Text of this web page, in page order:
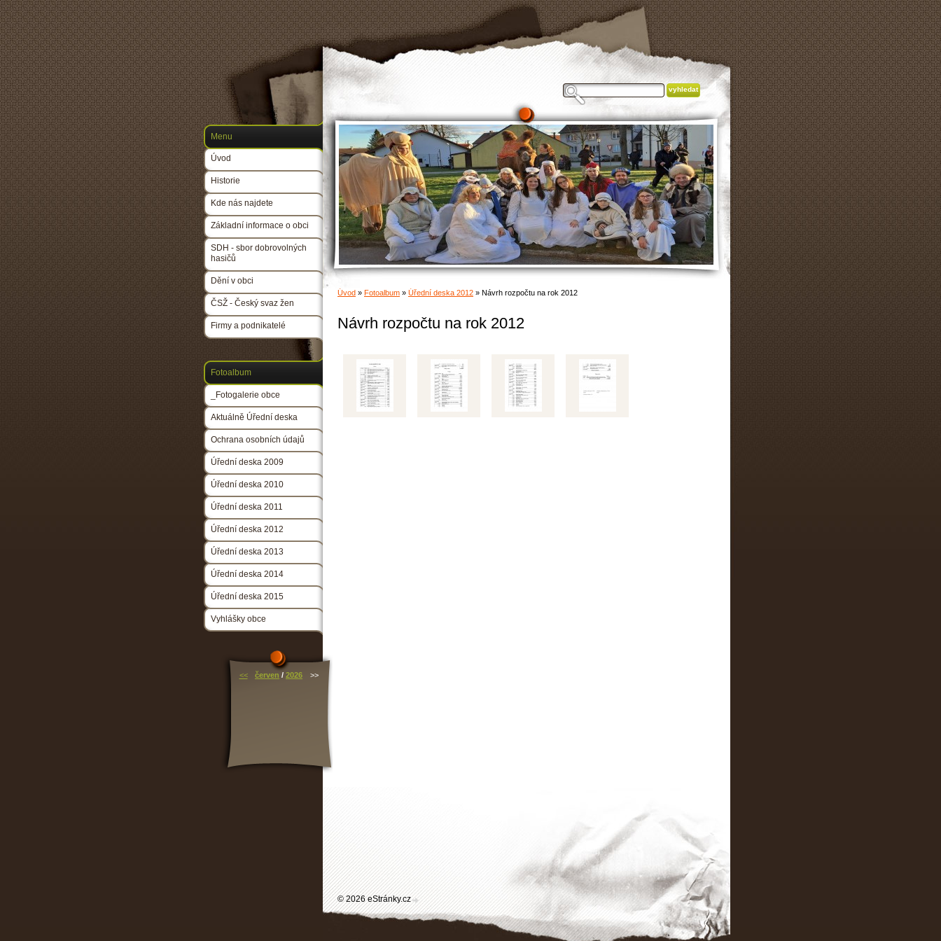
Úvod » Fotoalbum » Úřední deska 2012 » Návrh rozpočtu na rok 2012
Návrh rozpočtu na rok 2012
Menu
Úvod
Historie
Kde nás najdete
Základní informace o obci
SDH - sbor dobrovolných
hasičů
Dění v obci
ČSŽ - Český svaz žen
Firmy a podnikatelé
Fotoalbum
_Fotogalerie obce
Aktuálně Úřední deska
Ochrana osobních údajů
Úřední deska 2009
Úřední deska 2010
Úřední deska 2011
Úřední deska 2012
Úřední deska 2013
Úřední deska 2014
Úřední deska 2015
Vyhlášky obce
<< červen / 2026 >>
© 2026 eStránky.cz